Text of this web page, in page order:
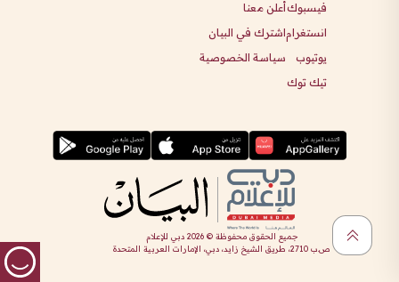
فيسبوك
انستغرام
يوتيوب
تيك توك
أعلن معنا
اشترك في البيان
سياسة الخصوصية
جميع الحقوق محفوظة ©2026 دبي للإعلام
ص.ب 2710، طريق الشيخ زايد، دبي، الإمارات العربية المتحدة